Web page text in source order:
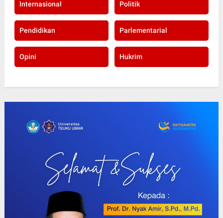
Internasional Politik
Pendidikan Parlementarial
Opini Hukrim